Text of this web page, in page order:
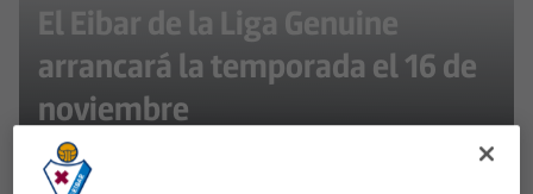
El Eibar de la Liga Genuine
arrancará la temporada el 16 de
noviembre
Celta, Athletic y Huesca serán los primeros rivales